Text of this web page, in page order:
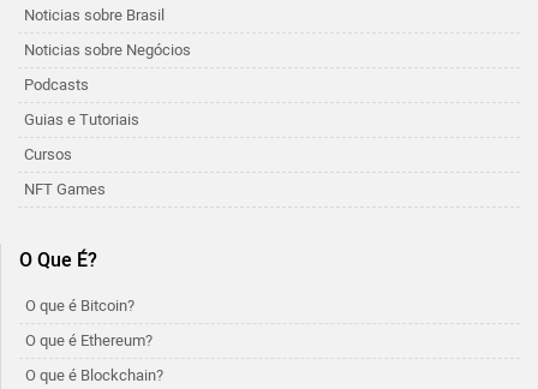
Noticias sobre Brasil
Noticias sobre Negócios
Podcasts
Guias e Tutoriais
Cursos
NFT Games
O Que É?
O que é Bitcoin?
O que é Ethereum?
O que é Blockchain?